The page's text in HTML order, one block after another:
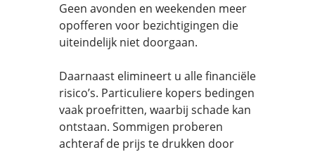
Geen avonden en weekenden meer
opofferen voor bezichtigingen die
uiteindelijk niet doorgaan.
Daarnaast elimineert u alle financiële
risico’s. Particuliere kopers bedingen
vaak proefritten, waarbij schade kan
ontstaan. Sommigen proberen
achteraf de prijs te drukken door